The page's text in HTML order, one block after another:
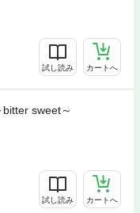
試し読み カートへ
sweet～
試し読み カートへ